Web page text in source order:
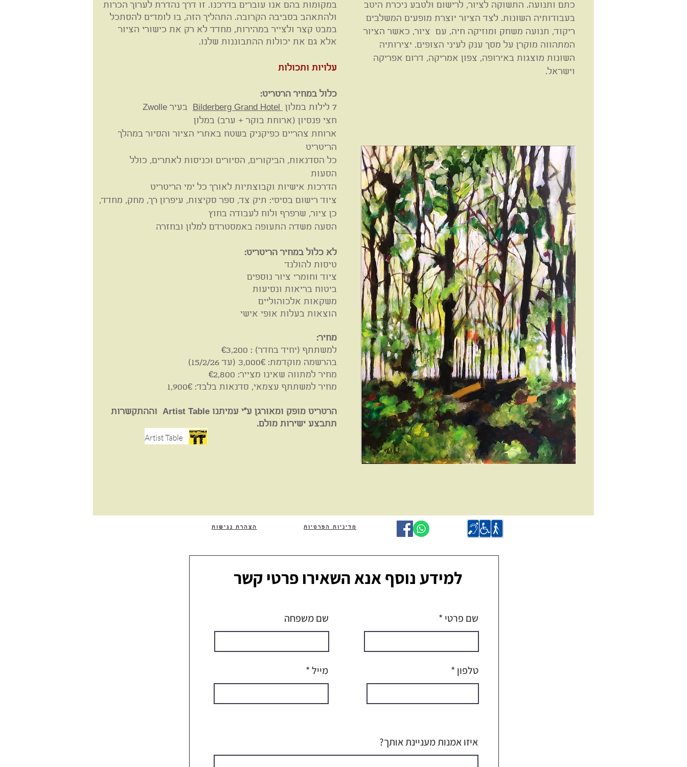
במקומות בהם אנו עוברים בדרכנו. זו דרך נהדרת לערוך הכרות
ולהתאהב בסביבה הקרובה. התהליך הזה, בו לומדים להסתכל
במבט קצר ולצייר במהירות, מחדד לא רק את כישורי הציור
אלא גם את יכולות ההתבוננות שלנו.
עלויות ותכולות
כלול במחיר הרטריט:
7 לילות במלון
בעיר Zwolle
חצי פנסיון (ארוחת בוקר + ערב) במלון
ארוחת צהריים כפיקניק בשטח באתרי הציור והסיור במהלך
הריטריט
כל הסדנאות, הביקורים, הסיורים וכניסות לאתרים, כולל
הסעות
הדרכות אישיות וקבוצתיות לאורך כל ימי הריטריט
ציוד רישום בסיסי: תיק צד, ספר סקיצות, עיפרון רך, מחק, מחדד,
כן ציור, שרפרף ולוח לעבודה בחוץ
הסעה משדה התעופה באמסטרדם למלון ובחזרה
לא כלול במחיר הריטריט:
טיסות להולנד
ציוד וחומרי ציור נוספים
ביטוח בריאות ונסיעות
משקאות אלכוהוליים
הוצאות בעלות אופי אישי
מחיר:
למשתתף (יחיד בחדר) : €3,200
בהרשמה מוקדמת: 3,000€ (עד 15/2/26)
מחיר למתווה שאינו מצייר: €2,800
מחיר למשתתף עצמאי, סדנאות בלבד: 1,900€
הרטריט מופק ומאורגן ע"י עמיתנו Artist Table וההתקשרות
תתבצע ישירות מולם.
כתם ותנועה. התשוקה לציור, לרישום ולטבע ניכרת היטב
בעבודותיה השונות. לצד הציור יוצרת מופעים המשלבים
ריקוד, תנועה משחק ומוזיקה חיה, עם ציור, כאשר הציור
המתהווה מוקרן על מסך ענק לעיני הצופים. יצירותיה
השונות מוצגות באירופה, צפון אמריקה, דרום אפריקה
וישראל.
הצהרת נגישות מדיניות הפרטיות
למידע נוסף אנא השאירו פרטי קשר
שם משפחה
מייל
שם פרטי
טלפון
איזו אמנות מעניינת אותך?